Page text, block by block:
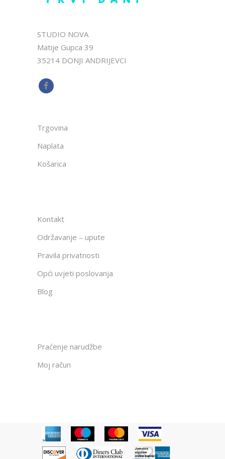
STUDIO NOVA
Matije Gupca 39
35214 DONJI ANDRIJEVCI
Trgovina
Naplata
Košarica
Kontakt
Održavanje – upute
Pravila privatnosti
Opći uvjeti poslovanja
Blog
Praćenje narudžbe
Moj račun